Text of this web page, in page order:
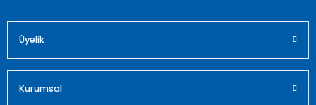
Üyelik
Kurumsal